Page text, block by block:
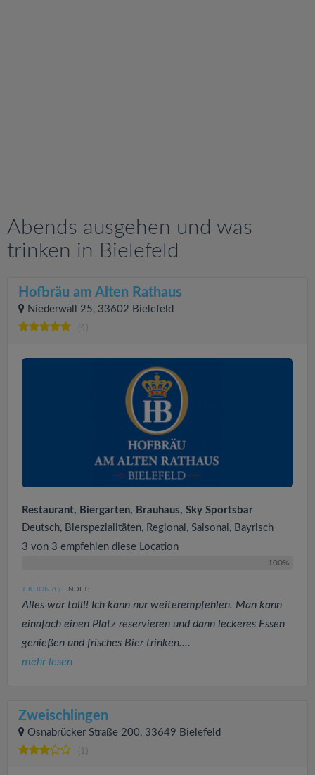
Abends ausgehen und was
trinken in Bielefeld
Hofbräu am Alten Rathaus
Niederwall 25, 33602 Bielefeld
(4)
Restaurant, Biergarten, Brauhaus, Sky Sportsbar
Deutsch, Bierspezialitäten, Regional, Saisonal, Bayrisch
3 von 3 empfehlen diese Location
100%
TIKHON (1 ) FINDET:
Alles war toll!! Ich kann nur weiterempfehlen. Man kann
einafach einen Platz reservieren und dann leckeres Essen
genießen und frisches Bier trinken....
mehr lesen
Zweischlingen
Osnabrücker Straße 200, 33649 Bielefeld
(1)